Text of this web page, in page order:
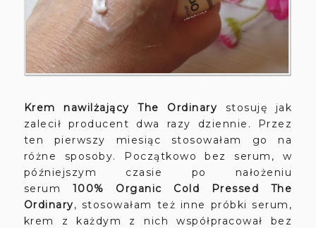
Krem nawilżający The Ordinary stosuję jak
zalecił producent dwa razy dziennie. Przez
ten pierwszy miesiąc stosowałam go na
różne sposoby. Początkowo bez serum, w
późniejszym czasie po nałożeniu
serum 100% Organic Cold Pressed The
Ordinary, stosowałam też inne próbki serum,
krem z każdym z nich współpracował bez